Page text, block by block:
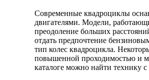
Современные квадроциклы
двигателями. Модели,
преодоление больших
отдать предпочтение
тип колес квадроцикла.
повышенной проходимостью и
каталоге можно найти технику